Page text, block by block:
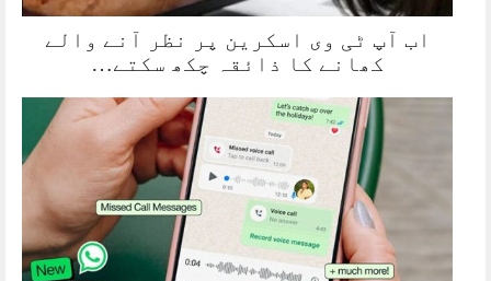
اب آپ ٹی وی اسکرین پر نظر آنے والے
کھانے کا ذائقہ چکھ سکتے…